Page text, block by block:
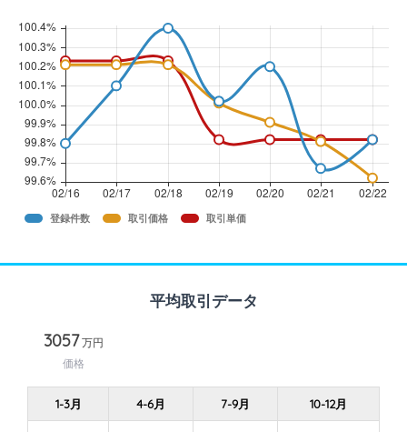
登録件数 取引価格 取引単価
平均取引データ
3057万円
価格
1-3月 4-6月 7-9月 10-12月